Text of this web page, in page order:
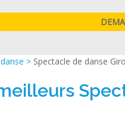
> Spectacle de danse